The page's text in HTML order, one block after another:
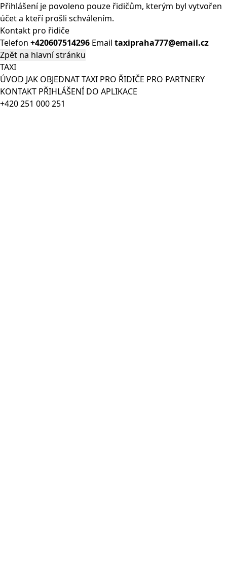
Přihlášení je povoleno pouze řidičům, kterým byl vytvořen
účet a kteří prošli schválením.
Kontakt pro řidiče
Telefon +420607514296 Email taxipraha777@email.cz
Zpět na hlavní stránku
TAXI
ÚVOD JAK OBJEDNAT TAXI PRO ŘIDIČE PRO PARTNERY
KONTAKT PŘIHLÁŠENÍ DO APLIKACE
+420 251 000 251